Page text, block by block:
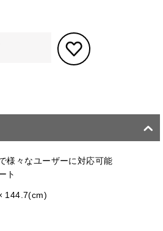
様々なユーザーに対応可能
ト
144.7(cm)